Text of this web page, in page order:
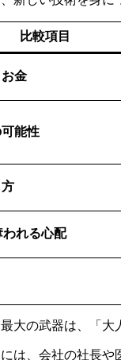
比較項目
金
能性
れる心配
大の武器は、「
は、会社の社長や